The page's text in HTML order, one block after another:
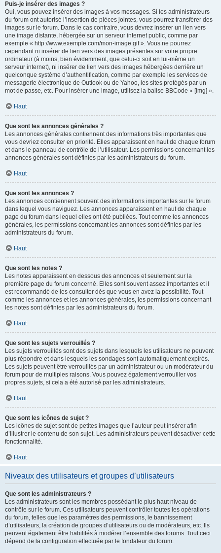
Puis-je insérer des images ?
Oui, vous pouvez insérer des images à vos messages. Si les administrateurs
du forum ont autorisé l’insertion de pièces jointes, vous pourrez transférer des
images sur le forum. Dans le cas contraire, vous devrez insérer un lien vers
une image distante, hébergée sur un serveur internet public, comme par
exemple « http://www.exemple.com/mon-image.gif ». Vous ne pourrez
cependant ni insérer de lien vers des images présentes sur votre propre
ordinateur (à moins, bien évidemment, que celui-ci soit en lui-même un
serveur internet), ni insérer de lien vers des images hébergées derrière un
quelconque système d’authentification, comme par exemple les services de
messagerie électronique de Outlook ou de Yahoo, les sites protégés par un
mot de passe, etc. Pour insérer une image, utilisez la balise BBCode « [img] ».
Haut
Que sont les annonces générales ?
Les annonces générales contiennent des informations très importantes que
vous devriez consulter en priorité. Elles apparaissent en haut de chaque forum
et dans le panneau de contrôle de l’utilisateur. Les permissions concernant les
annonces générales sont définies par les administrateurs du forum.
Haut
Que sont les annonces ?
Les annonces contiennent souvent des informations importantes sur le forum
dans lequel vous naviguez. Les annonces apparaissent en haut de chaque
page du forum dans lequel elles ont été publiées. Tout comme les annonces
générales, les permissions concernant les annonces sont définies par les
administrateurs du forum.
Haut
Que sont les notes ?
Les notes apparaissent en dessous des annonces et seulement sur la
première page du forum concerné. Elles sont souvent assez importantes et il
est recommandé de les consulter dès que vous en avez la possibilité. Tout
comme les annonces et les annonces générales, les permissions concernant
les notes sont définies par les administrateurs du forum.
Haut
Que sont les sujets verrouillés ?
Les sujets verrouillés sont des sujets dans lesquels les utilisateurs ne peuvent
plus répondre et dans lesquels les sondages sont automatiquement expirés.
Les sujets peuvent être verrouillés par un administrateur ou un modérateur du
forum pour de multiples raisons. Vous pouvez également verrouiller vos
propres sujets, si cela a été autorisé par les administrateurs.
Haut
Que sont les icônes de sujet ?
Les icônes de sujet sont de petites images que l’auteur peut insérer afin
d’illustrer le contenu de son sujet. Les administrateurs peuvent désactiver cette
fonctionnalité.
Haut
Niveaux des utilisateurs et groupes d’utilisateurs
Que sont les administrateurs ?
Les administrateurs sont les membres possédant le plus haut niveau de
contrôle sur le forum. Ces utilisateurs peuvent contrôler toutes les opérations
du forum, telles que les paramètres des permissions, le bannissement
d’utilisateurs, la création de groupes d’utilisateurs ou de modérateurs, etc. Ils
peuvent également être habilités à modérer l’ensemble des forums. Tout ceci
dépend de la configuration effectuée par le fondateur du forum.